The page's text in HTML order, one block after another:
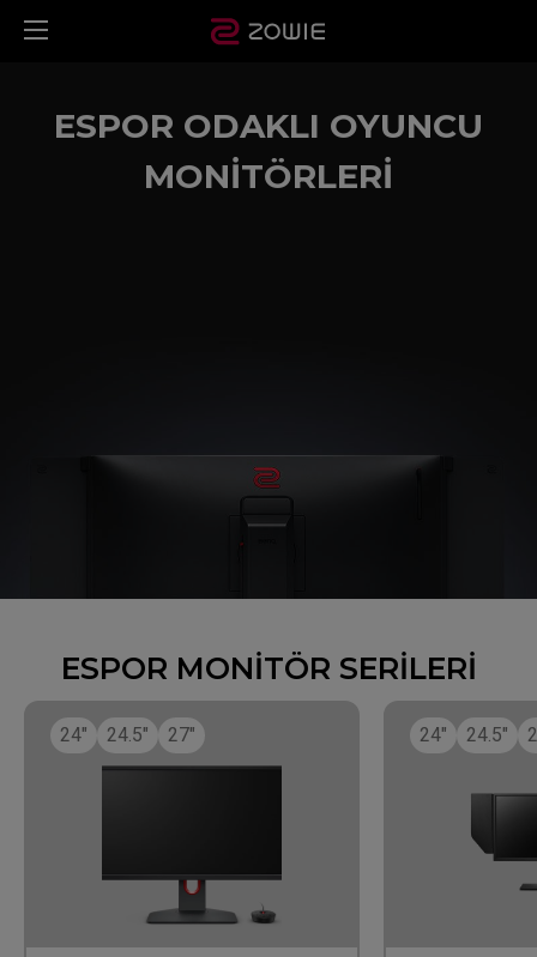
ESPOR ODAKLI OYUNCU
MONİTÖRLERİ
ESPOR MONİTÖR SERİLERİ
24" 24.5" 27" 24" 24.5"